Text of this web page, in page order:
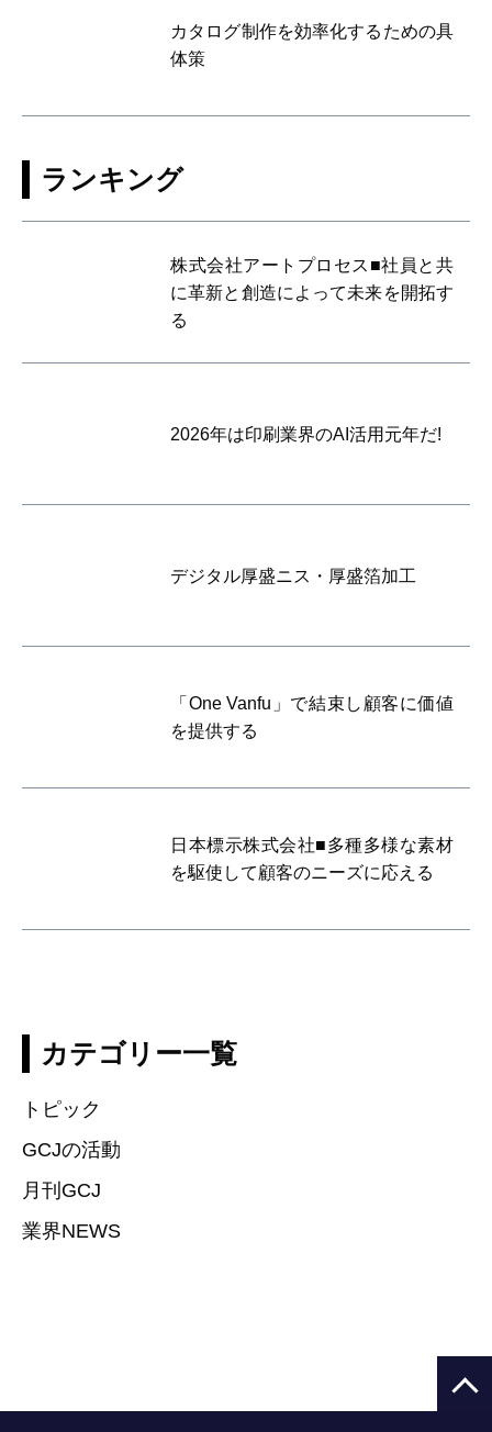
カタログ制作を効率化するための具
体策
ランキング
株式会社アートプロセス■社員と共
に革新と創造によって未来を開拓す
る
2026年は印刷業界のAI活用元年だ!
デジタル厚盛ニス・厚盛箔加工
「One Vanfu」で結束し顧客に価値
を提供する
日本標示株式会社■多種多様な素材
を駆使して顧客のニーズに応える
カテゴリー一覧
トピック
GCJの活動
月刊GCJ
業界NEWS